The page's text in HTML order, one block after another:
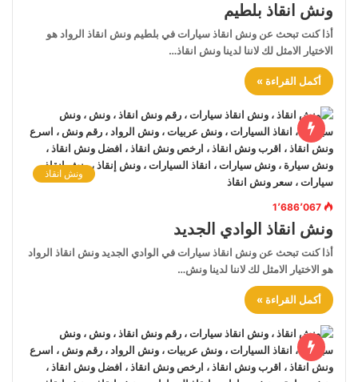
ونش انقاذ بلطيم
أذا كنت تبحث عن ونش انقاذ سيارات في بلطيم ونش انقاذ الرواد هو
الاختيار الامثل لك لاننا لدينا ونش انقاذ…
أكمل القراءة »
ونش انقاذ
1٬686٬067
ونش انقاذ الوادي الجديد
أذا كنت تبحث عن ونش انقاذ سيارات في الوادي الجديد ونش انقاذ الرواد
هو الاختيار الامثل لك لاننا لدينا ونش…
أكمل القراءة »